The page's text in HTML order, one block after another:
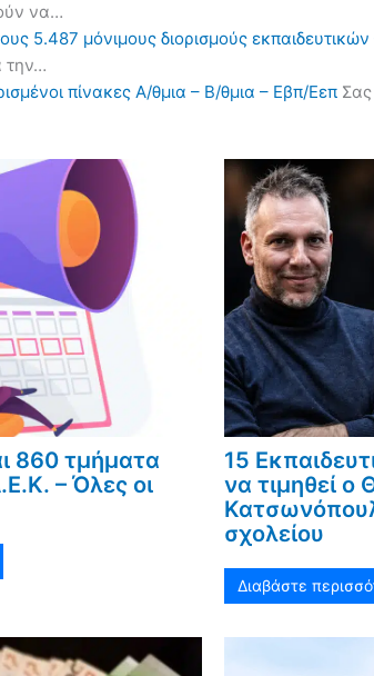
να…
5.487 μόνιμους διορισμούς
την…
πίνακες Α/θμια – Β/θμια – Εβπ/Εεπ
860 τμήματα
– Όλες οι
15
να τιμηθεί ο
σχολείου
Διαβάστε